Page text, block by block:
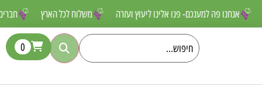
משלוח לכל אנחנו פה למענכם- פנו אלינו ליעוץ ועזרה לפספס
0